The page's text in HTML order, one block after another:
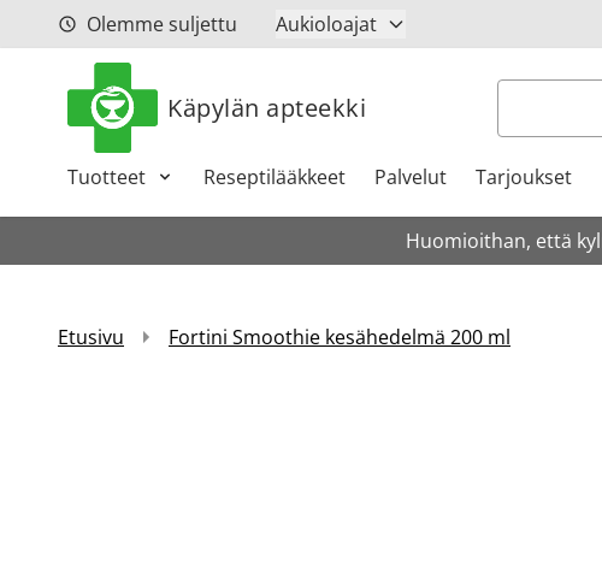
Siirry sisältöönOlemme suljettu Aukioloajat
Käpylän apteekki Haku
Tuotteet Reseptilääkkeet Palvelut Tarjoukset
Huomioithan, että
Etusivu Fortini Smoothie kesähedelmä 200 ml